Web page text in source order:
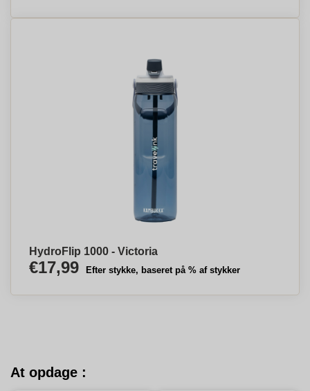
HydroFlip 1000 - Victoria
€17,99 Efter stykke, baseret på % af stykker
At opdage :